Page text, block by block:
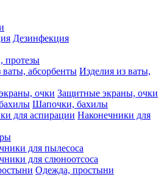
Дезинфекция
протезы
Изделия из ваты,
Защитные экраны, очки
Шапочки, бахилы
Наконечники для
для пылесоса
для слюноотсоса
Одежда, простыни